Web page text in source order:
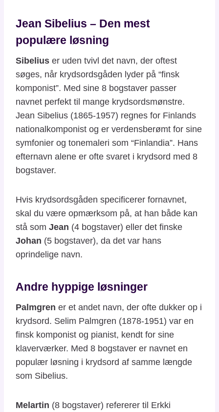
Jean Sibelius – Den mest
populære løsning
Sibelius er uden tvivl det navn, der oftest
søges, når krydsordsgåden lyder på “finsk
komponist”. Med sine 8 bogstaver passer
navnet perfekt til mange krydsordsmønstre.
Jean Sibelius (1865-1957) regnes for Finlands
nationalkomponist og er verdensberømt for sine
symfonier og tonemaleri som “Finlandia”. Hans
efternavn alene er ofte svaret i krydsord med 8
bogstaver.
Hvis krydsordsgåden specificerer fornavnet,
skal du være opmærksom på, at han både kan
stå som Jean (4 bogstaver) eller det finske
Johan (5 bogstaver), da det var hans
oprindelige navn.
Andre hyppige løsninger
Palmgren er et andet navn, der ofte dukker op i
krydsord. Selim Palmgren (1878-1951) var en
finsk komponist og pianist, kendt for sine
klaverværker. Med 8 bogstaver er navnet en
populær løsning i krydsord af samme længde
som Sibelius.
Melartin (8 bogstaver) refererer til Erkki